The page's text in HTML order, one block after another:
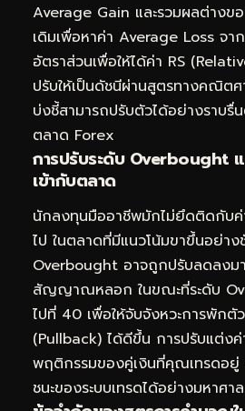
Average Gain และรวมผลต่างข
เดิมเพื่อหาค่า Average Loss จา
อัตราส่วนเพื่อให้ได้ค่า RS
ปรับให้เป็นดัชนีผ่านสูตรทางคณิต
บ่งชี้สามารถปรับตัวได้อย่างราบ
ตลาด Forex
การปรับระดับ Overbought
เข้ากับตลาด
นักลงทุนมืออาชีพมักไม่ยึดติดกับค่
ไป ในตลาดที่มีแนวโน้มขาขึ้นอย่าง
Overbought อาจถูกปรับลดลงม
สัญญาณหลอก ในขณะที่ระดับ
ไปที่ 40 เพื่อให้จับจังหวะการพักตั
(Pullback) ได้ดีขึ้น การปรับแต่งค่
พฤติกรรมของคู่เงินที่คุณเทรดอยู่
ชนะของระบบเทรดได้อย่างมหาศาล